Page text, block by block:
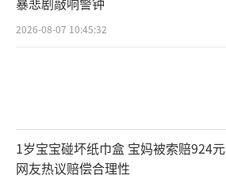
2026-08-07 10:45:32
1岁宝宝碰坏纸巾盒 宝妈被索赔924元
网友热议赔偿合理性